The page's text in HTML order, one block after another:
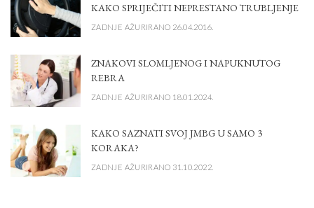
KAKO SPRIJEČITI NEPRESTANO TRUBLJENJE
ZADNJE AŽURIRANO 26.04.2016.
ZNAKOVI SLOMLJENOG I NAPUKNUTOG
REBRA
ZADNJE AŽURIRANO 18.01.2024.
KAKO SAZNATI SVOJ JMBG U SAMO 3
KORAKA?
ZADNJE AŽURIRANO 31.10.2022.